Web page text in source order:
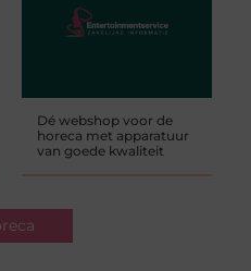
Dé webshop voor de
horeca met apparatuur
van goede kwaliteit